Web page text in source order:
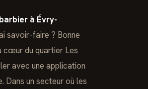
barbier à Évry-
savoir-faire ? Bonne
cœur du quartier Les
avec une application
Dans un secteur où les